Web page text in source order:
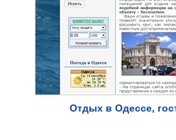
Отдых в Одессе,